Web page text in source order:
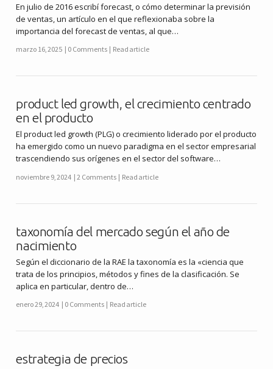
En julio de 2016 escribí forecast, o cómo determinar la previsión
de ventas, un artículo en el que reflexionaba sobre la
importancia del forecast de ventas, al que…
marzo 16, 2025 0 Comments Read article
product led growth, el crecimiento centrado
en el producto
El product led growth (PLG) o crecimiento liderado por el producto
ha emergido como un nuevo paradigma en el sector empresarial
trascendiendo sus orígenes en el sector del software…
noviembre 9, 2024 2 Comments Read article
taxonomía del mercado según el año de
nacimiento
Según el diccionario de la RAE la taxonomía es la «ciencia que
trata de los principios, métodos y fines de la clasificación. Se
aplica en particular, dentro de…
enero 29, 2024 0 Comments Read article
estrategia de precios